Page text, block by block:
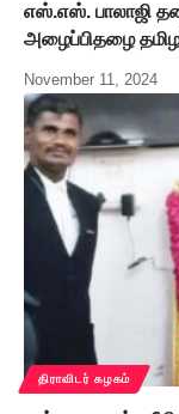
எஸ்.எஸ். பாலாஜி
அழைப்பிதழை
November 11, 2024
திராவிடர் கழகம்